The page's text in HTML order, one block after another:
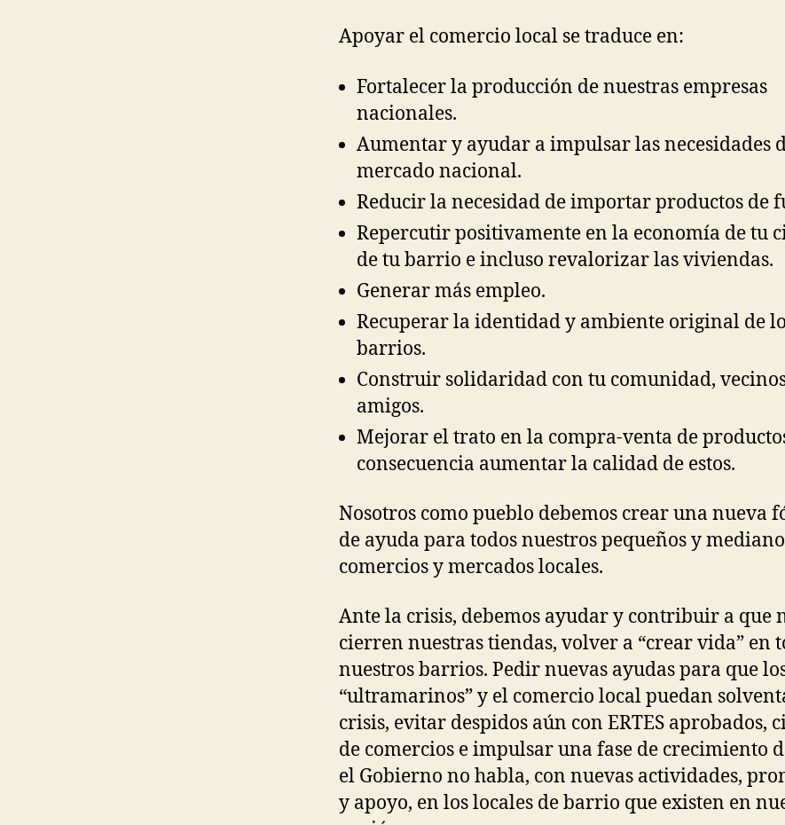
Apoyar el comercio local se traduce en:
Fortalecer la producción de nuestras empresas
nacionales.
Aumentar y ayudar a impulsar las necesidades
mercado nacional.
Reducir la necesidad de importar productos de
Repercutir positivamente en la economía de tu
de tu barrio e incluso revalorizar las viviendas.
Generar más empleo.
Recuperar la identidad y ambiente original de
barrios.
Construir solidaridad con tu comunidad,
amigos.
Mejorar el trato en la compra-venta de
consecuencia aumentar la calidad de estos.
Nosotros como pueblo debemos crear una nueva
de ayuda para todos nuestros pequeños y
comercios y mercados locales.
Ante la crisis, debemos ayudar y contribuir a que
cierren nuestras tiendas, volver a “crear vida” en
nuestros barrios. Pedir nuevas ayudas para que
“ultramarinos” y el comercio local puedan
crisis, evitar despidos aún con ERTES aprobados,
de comercios e impulsar una fase de crecimiento
el Gobierno no habla, con nuevas actividades,
y apoyo, en los locales de barrio que existen en